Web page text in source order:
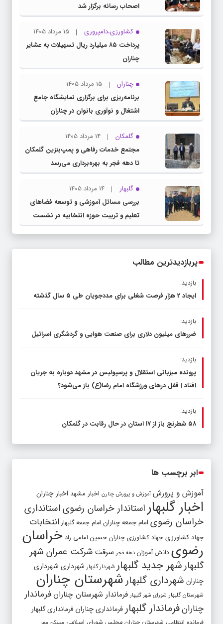
اصحاب رسانه برگزار شد
کشاورزی،دامپروری
15 مرداد 1405
پرداخت ۸۵ میلیارد ریال تسهیلات به عشایر
چناران
چناران
15 مرداد 1405
برنامه‌ریزی برای برگزاری نمایشگاه جامع
اشتغال و نوآوری بانوان در چناران
گلمکان
14 مرداد 1405
مجتمع خدمات رفاهی و پمپ‌بنزین گلمکان
تا دهه فجر به بهره‌برداری می‌رسد
گلبهار
14 مرداد 1405
بررسی مسائل آموزشی و توسعه فضاهای
تعلیم و تربیت حوزه انتخابیه در نشست
مشترک عضو کمیسیون آموزش مجلس با
پربازدیدترین مطالب
بازدید:
ایجاد 2 هزار فرصت شغلی برای مددجویان طی ۵ سال گذشته
بازدید:
ضررهای میلیون دلاری برای صنعت هوایی و گردشگری اسرائیل
بازدید:
پرونده میزبانی استقلال و پرسپولیس در مشهد دوباره به جریان
افتاد | قفل در‌های ورزشگاه امام رضا(ع) باز می‌شود؟
بازدید:
۵۸ شطرنج‌ باز از ۱۷ استان در حال رقابت در گلمکان
ابر برچسب ها
آموزش و پرورش آموزش و پرورش چنارن اخبار مشهد اخبار چناران
اخبار گلبهار استاندار خراسان رضویاستانداری
خراسان رضوی امام جمعه چناران امام جمعه گلبهار انتخابات
جهاد کشاورزی جهاد کشاورزی چناران حسین امامی راد خراسان
رضوی دانش آموزان دهه فجر سرقت شرکت عمران شهر
گلبهارشهر جدید گلبهار شهردار گلبهار شهرداری شهرداری
چناران شهرداری گلبهار شهرستان چناران
شهرستان گلبهار شورای شهر گلبهار فرماندار شهرستان چناران فرماندار
چنارانفرماندار گلبهار فرمانداری چناران فرمانداری گلبهار